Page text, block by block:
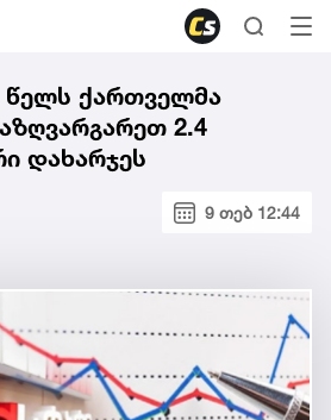
წელს ქართველმა
2.4
დახარჯეს
9 თებ 12:44